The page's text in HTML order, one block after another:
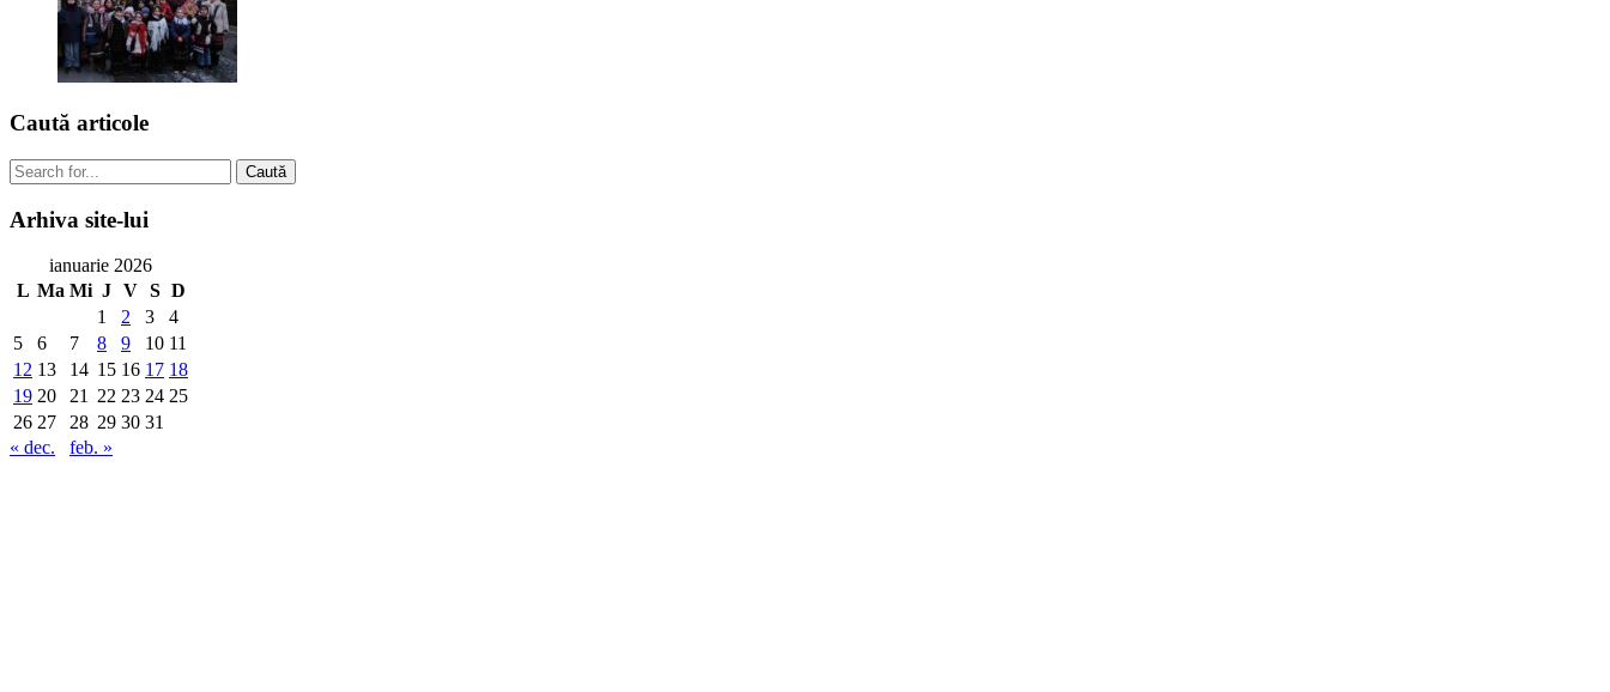
Caută articole
Caută
Arhiva site-lui
ianuarie 2026
L Ma Mi J V S D
1
2 3
4
5
6 7 8 9 10 11
12 13 14 15 16 17 18
19 20 21 22 23 24 25
26 27 28 29 30 31
« dec.
feb. »